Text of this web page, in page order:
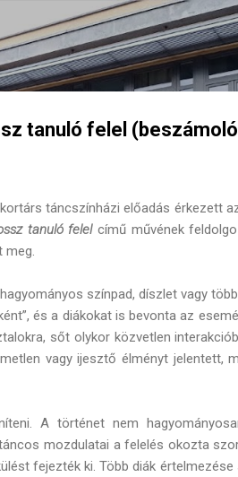
tanuló felel
táncszínházi előadás érkezett
tanuló felelcímű művének
színpad, díszlet vagy
és a diákokat is bevonta az
sőt olykor közvetlen
vagy ijesztő élményt jelentett,
A történet nem
mozdulatai a felelés okozta
fejezték ki. Több diák értelmezése